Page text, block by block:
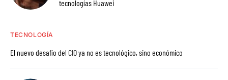
tecnologías Huawei
TECNOLOGÍA
El nuevo desafío del CIO ya no es tecnológico, sino económico